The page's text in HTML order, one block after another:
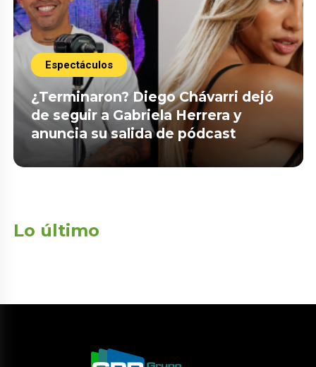
Espectáculos
¿Terminaron? Diego Chávarri dejó
de seguir a Gabriela Herrera y
anuncia su salida de pódcast
Lo último